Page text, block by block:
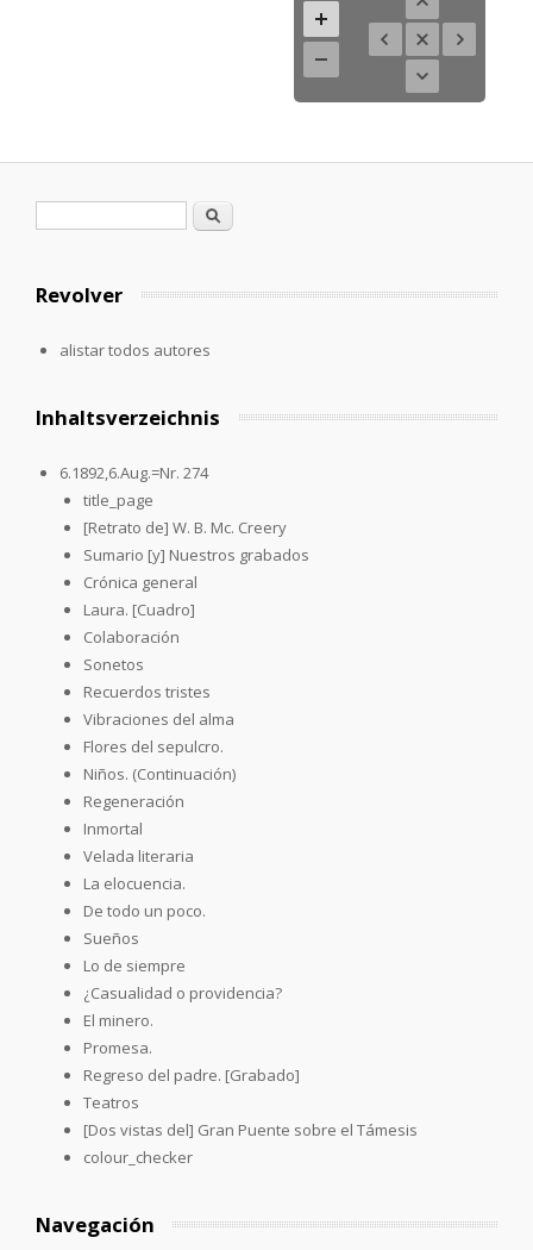
Formulario de búsqueda
Buscar
Revolver
alistar todos autores
Inhaltsverzeichnis
6.1892,6.Aug.=Nr. 274
title_page
[Retrato de] W. B. Mc. Creery
Sumario [y] Nuestros grabados
Crónica general
Laura. [Cuadro]
Colaboración
Sonetos
Recuerdos tristes
Vibraciones del alma
Flores del sepulcro.
Niños. (Continuación)
Regeneración
Inmortal
Velada literaria
La elocuencia.
De todo un poco.
Sueños
Lo de siempre
¿Casualidad o providencia?
El minero.
Promesa.
Regreso del padre. [Grabado]
Teatros
[Dos vistas del] Gran Puente sobre el Támesis
colour_checker
Navegación